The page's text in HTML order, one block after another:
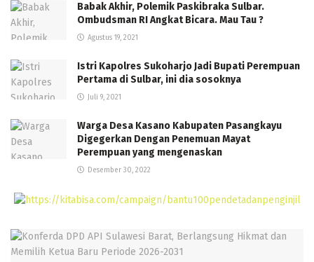
Babak Akhir, Polemik Paskibraka Sulbar.
Ombudsman RI Angkat Bicara. Mau Tau ?
Agustus 19, 2021
Istri Kapolres Sukoharjo Jadi Bupati Perempuan
Pertama di Sulbar, ini dia sosoknya
Juli 9, 2021
Warga Desa Kasano Kabupaten Pasangkayu
Digegerkan Dengan Penemuan Mayat
Perempuan yang mengenaskan
Desember 30, 2022